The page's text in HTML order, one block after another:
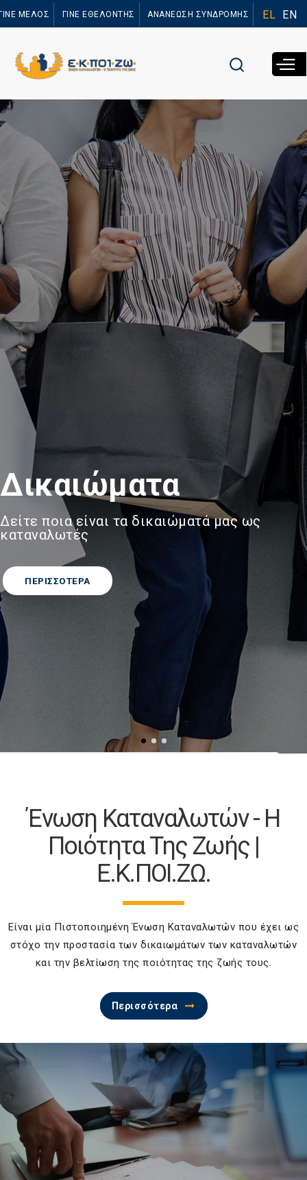
προς το
ΜΕΛΟΣ ΓΙΝΕ ΕΘΕΛΟΝΤΗΣ ΑΝΑΝΕΩΣΗ ΣΥΝΔΡΟΜΗΣ EL EN
Ένωση Καταναλωτών - Η
Ποιότητα Της Ζωής |
Ε.Κ.ΠΟΙ.ΖΩ.
Είναι μία Πιστοποιημένη Ένωση Καταναλωτών που έχει ως
στόχο την προστασία των δικαιωμάτων των καταναλωτών
και την βελτίωση της ποιότητας της ζωής τους.
Περισσότερα